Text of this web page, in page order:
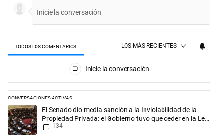
TODOS LOS COMENTARIOS LOS MÁS RECIENTES
Todos los comentarios
Inicie la conversación
CONVERSACIONES ACTIVAS
Este listado muestra los artículos con más comentarios en los
Un artículo de tendencia con el título "El Senado dio media sanción a
El Senado dio media sanción a la Inviolabilidad de la
Propiedad Privada: el Gobierno tuvo que ceder en la Ley
del Manejo del Fuego
134